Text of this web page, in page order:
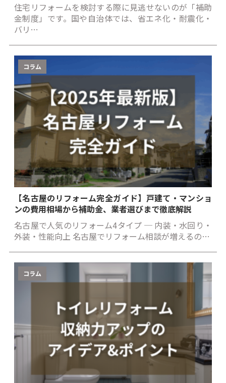
住宅リフォームを検討する際に見逃せないのが「補助
金制度」です。国や自治体では、省エネ化・耐震化・
バリ…
コラム
【名古屋のリフォーム完全ガイド】戸建て・マンショ
ンの費用相場から補助金、業者選びまで徹底解説
名古屋で人気のリフォーム4タイプ ─ 内装・水回り・
外装・性能向上 名古屋でリフォーム相談が増えるの…
コラム